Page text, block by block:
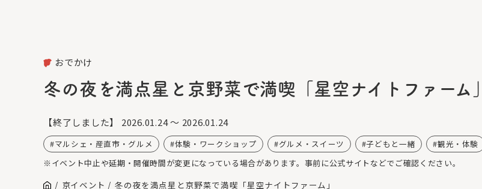
おでかけ
冬の夜を満点星と京野菜で満喫「星空ナイトファーム」
【終了しました】 2026.01.24 ～ 2026.01.24
マルシェ・産直市・グルメ 体験・ワークショップ グルメ・スイーツ 子どもと一緒
観光・体験
※イベント中止や延期・開催時間が変更になっている場合があります。事前に公式サイトなどでご確認ください。
京イベント 冬の夜を満点星と京野菜で満喫「星空ナイトファーム」